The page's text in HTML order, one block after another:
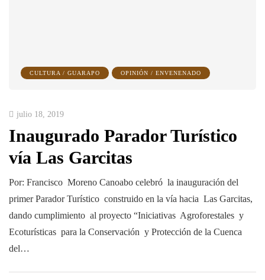
CULTURA / GUARAPO OPINIÓN / ENVENENADO
julio 18, 2019
Inaugurado Parador Turístico
vía Las Garcitas
Por: Francisco Moreno Canoabo celebró la inauguración del
primer Parador Turístico construido en la vía hacia Las Garcitas,
dando cumplimiento al proyecto “Iniciativas Agroforestales y
Ecoturísticas para la Conservación y Protección de la Cuenca
del…